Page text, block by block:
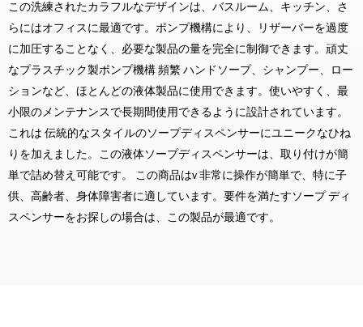
この洗練されたカラフルなデザインは、バスルーム、キッチン、さ
らにはオフィスに最適です。ポンプ機構により、リザーバーを過度
に加圧することなく、必要な製品の量を完全に制御できます。頑丈
なプラスチック製ポンプ機構 頻繁 ハンドソープ、シャンプー、ロー
ションなど、ほとんどの液体製品に使用できます。使いやすく、最
小限のメンテナンスで長期間使用できるように設計されています。
これは 伝統的なスタイルのソープディスペンサーにユニークなひね
りを加えました。この液体ソープディスペンサーは、取り付けが簡
単で詰め替え可能です。 この商品はv 非常に操作が簡単で、特に子
供、高齢者、身体障害者に適しています。要件を満たすソープ ディ
スペンサーをお探しの場合は、この製品が最適です。